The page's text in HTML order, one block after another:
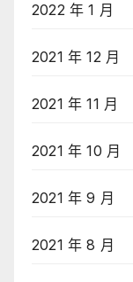
2022 年 1 月
2021 年 12 月
2021 年 11 月
2021 年 10 月
2021 年 9 月
2021 年 8 月